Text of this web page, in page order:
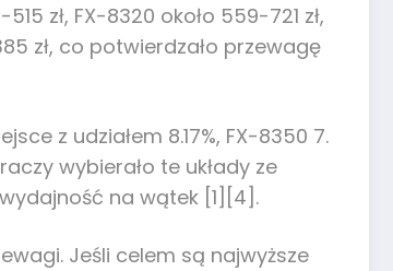
zł, FX-8320 około 559-721 zł,
zł, co potwierdzało przewagę
z udziałem 8.17%, FX-8350 7.
wybierało te układy ze
na wątek [1][4].
Jeśli celem są najwyższe